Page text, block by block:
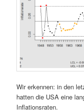
Wir erkennen: in den
hatten die USA eine
Inflationsraten.